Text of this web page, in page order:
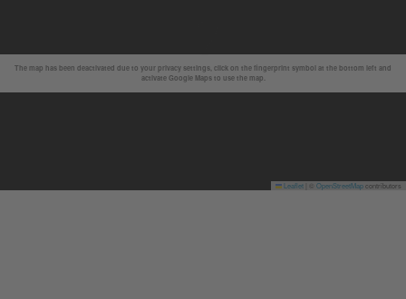
The map has been deactivated due to your privacy settings, click on the fingerprint symbol at the bottom left and
activate Google Maps to use the map.
Leaflet OpenStreetMapcontributors